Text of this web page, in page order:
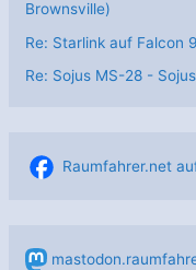
Brownsville)
Re: Starlink auf Falcon
Re: Sojus MS-28 -
Raumfahrer.net